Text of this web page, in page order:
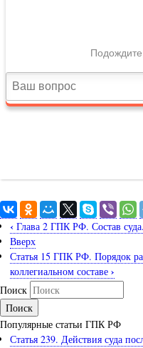
‹ Глава 2 ГПК РФ. Состав
Вверх
Статья 15 ГПК РФ. Порядок
коллегиальном составе ›
Поиск
Популярные статьи ГПК РФ
Статья 239. Действия суда